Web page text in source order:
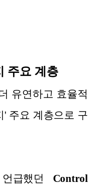
주요 계층
유연하고 효율적
' 주요 계층으로 구
급했던 Control